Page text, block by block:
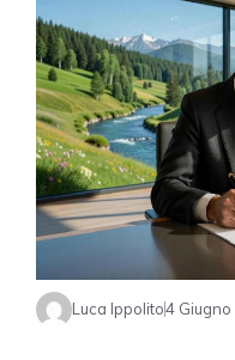
Luca Ippolito4